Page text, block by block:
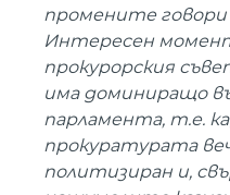
промените говори
Интересен
прокурорския
има доминиращо
парламента, т.е.
прокуратурата
политизиран и,